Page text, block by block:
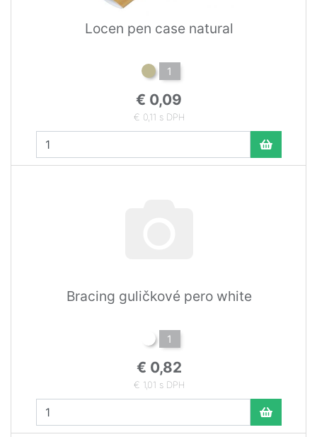
Locen pen case natural
1
€ 0,09
€ 0,11 s DPH
Bracing guličkové pero white
1
€ 0,82
€ 1,01 s DPH